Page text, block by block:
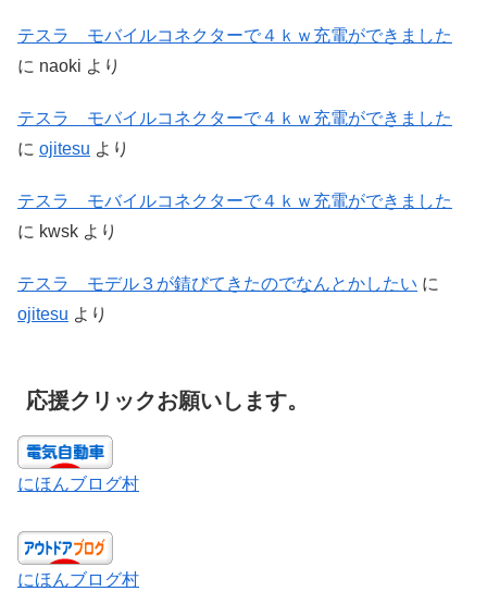
テスラ モバイルコネクターで４ｋｗ充電ができました
に naoki より
テスラ モバイルコネクターで４ｋｗ充電ができました
に ojitesu より
テスラ モバイルコネクターで４ｋｗ充電ができました
に kwsk より
テスラ モデル３が錆びてきたのでなんとかしたい に
ojitesu より
応援クリックお願いします。
にほんブログ村
にほんブログ村